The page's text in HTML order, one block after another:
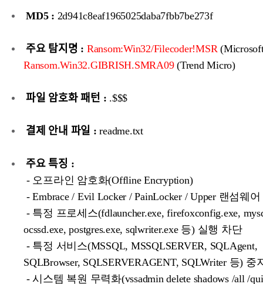
MD5 : 2d941c8eaf1965025daba7fbb7be273f
주요 탐지명 : Ransom:Win32/Filecoder!MSR
Ransom.Win32.GIBRISH.SMRA09(Trend Micro)
파일 암호화 패턴 : .$$$
결제 안내 파일 : readme.txt
주요 특징 :
- 오프라인 암호화(Offline Encryption)
- Embrace / Evil Locker / PainLocker / Upper 랜섬웨
- 특정 프로세스(fdlauncher.exe, firefoxconfig.exe,
ocssd.exe, postgres.exe, sqlwriter.exe 등) 실행 차단
- 특정 서비스(MSSQL, MSSQLSERVER, SQLAgent,
SQLBrowser, SQLSERVERAGENT, SQLWriter 등) 중
- 시스템 복원 무력화(vssadmin delete shadows /all /